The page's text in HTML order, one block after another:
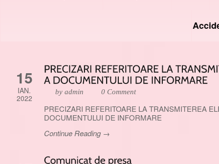
15
IAN.
2022
by admin 0 Comment
PRECIZARI REFERITOARE LA TRANSMITEREA
DOCUMENTULUI DE INFORMARE
Continue Reading →